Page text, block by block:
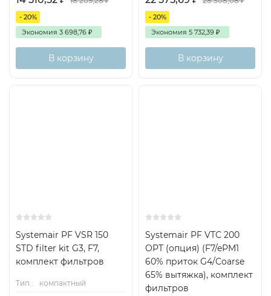
- 20%
Экономия 3 698,76 ₽
В корзину
- 20%
Экономия 5 732,39 ₽
В корзину
Systemair PF VSR 150
STD filter kit G3, F7,
комплект фильтров
Тип.:
компактный
Systemair PF VTC 200
OPT (опция) (F7/ePM1
60% приток G4/Coarse
65% вытяжка), комплект
фильтров